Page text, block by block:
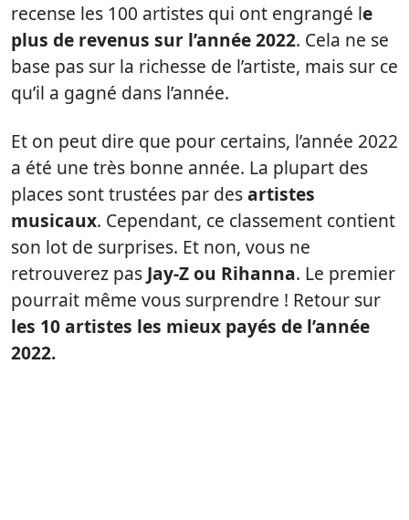
recense les 100 artistes qui ont engrangé le
plus de revenus sur l’année 2022. Cela ne se
base pas sur la richesse de l’artiste, mais sur ce
qu’il a gagné dans l’année.
Et on peut dire que pour certains, l’année 2022
a été une très bonne année. La plupart des
places sont trustées par desartistes
musicaux. Cependant, ce classement contient
son lot de surprises. Et non, vous ne
retrouverez pas Jay-Z ou Rihanna. Le premier
pourrait même vous surprendre ! Retour sur
les 10 artistes les mieux payés de l’année
2022.